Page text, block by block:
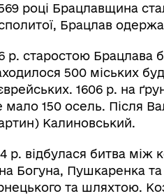
році Брацлавщина
Брацлав
р. старостою Брацлава
500 міських
1606 р. на
мало 150 осель. Після
Калиновський.
р. відбулася битва між
Богуна, Пушкаренка
та шляхтою.